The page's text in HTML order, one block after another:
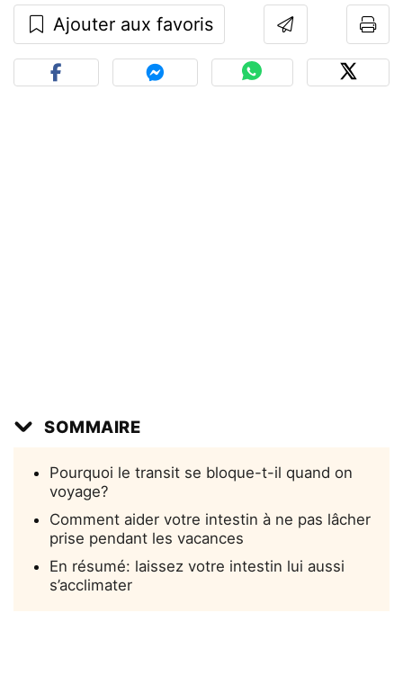
Ajouter aux favoris
SOMMAIRE
Pourquoi le transit se bloque-t-il quand on
voyage?
Comment aider votre intestin à ne pas lâcher
prise pendant les vacances
En résumé: laissez votre intestin lui aussi
s’acclimater